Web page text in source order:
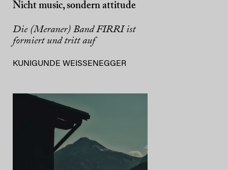
Nicht music, sondern attitude
Die (Meraner) Band FIRRI ist
formiert und tritt auf
KUNIGUNDE WEISSENEGGER